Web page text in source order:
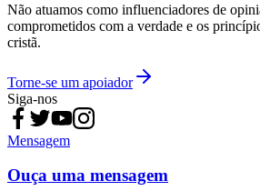
Não atuamos como influenciadores de
comprometidos com a verdade e os
cristã.
Torne-se um apoiador
Siga-nos
Mensagem
Ouça uma mensagem